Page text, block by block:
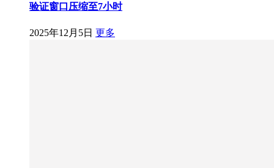
验证窗口压缩至7小时
2025年12月5日 更多